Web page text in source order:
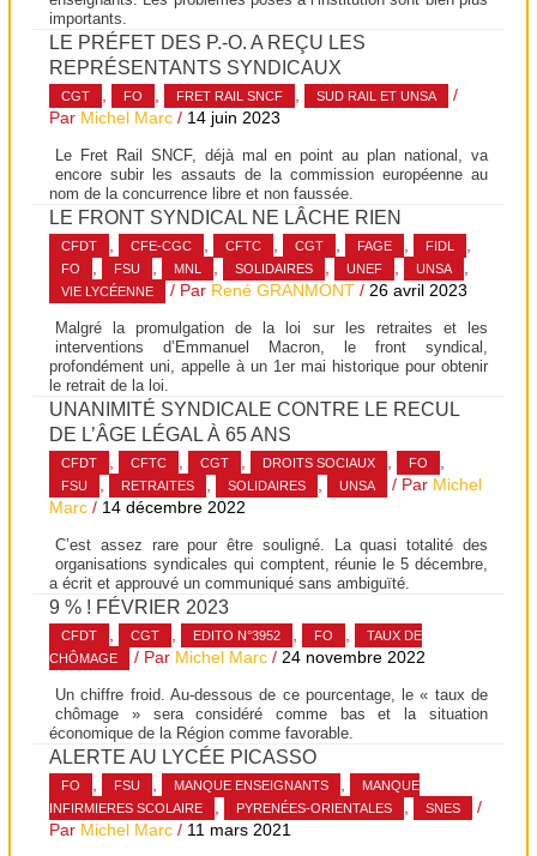
importants.
LE PRÉFET DES P.-O. A REÇU LES
REPRÉSENTANTS SYNDICAUX
CGT , FO , FRET RAIL SNCF , SUD RAIL ET UNSA
/
Par Michel Marc / 14 juin 2023
Le Fret Rail SNCF, déjà mal en point au plan national, va
encore subir les assauts de la commission européenne au
nom de la concurrence libre et non faussée.
LE FRONT SYNDICAL NE LÂCHE RIEN
CFDT , CFE-CGC , CFTC , CGT , FAGE , FIDL ,
FO , FSU , MNL , SOLIDAIRES , UNEF , UNSA ,
VIE LYCÉENNE / Par René GRANMONT /26 avril 2023
Malgré la promulgation de la loi sur les retraites et les
interventions d’Emmanuel Macron, le front syndical,
profondément uni, appelle à un 1er mai historique pour obtenir
le retrait de la loi.
UNANIMITÉ SYNDICALE CONTRE LE RECUL
DE L’ÂGE LÉGAL À 65 ANS
CFDT , CFTC , CGT , DROITS SOCIAUX , FO ,
FSU , RETRAITES , SOLIDAIRES , UNSA / Par Michel
Marc / 14 décembre 2022
C’est assez rare pour être souligné. La quasi totalité des
organisations syndicales qui comptent, réunie le 5 décembre,
a écrit et approuvé un communiqué sans ambiguïté.
9 % ! FÉVRIER 2023
CFDT , CGT , EDITO N°3952 , FO ,
TAUX DE
CHÔMAGE
/ Par Michel Marc /24 novembre 2022
Un chiffre froid. Au-dessous de ce pourcentage, le « taux de
chômage » sera considéré comme bas et la situation
économique de la Région comme favorable.
ALERTE AU LYCÉE PICASSO
FO , FSU , MANQUE ENSEIGNANTS ,
MANQUE
INFIRMIERES SCOLAIRE
, PYRENÉES-ORIENTALES , SNES
/
Par Michel Marc / 11 mars 2021